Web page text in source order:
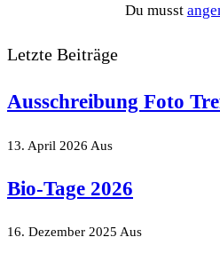
Du musst
Letzte Beiträge
Ausschreibung Foto
13. April 2026 Aus
Bio-Tage 2026
16. Dezember 2025 Aus